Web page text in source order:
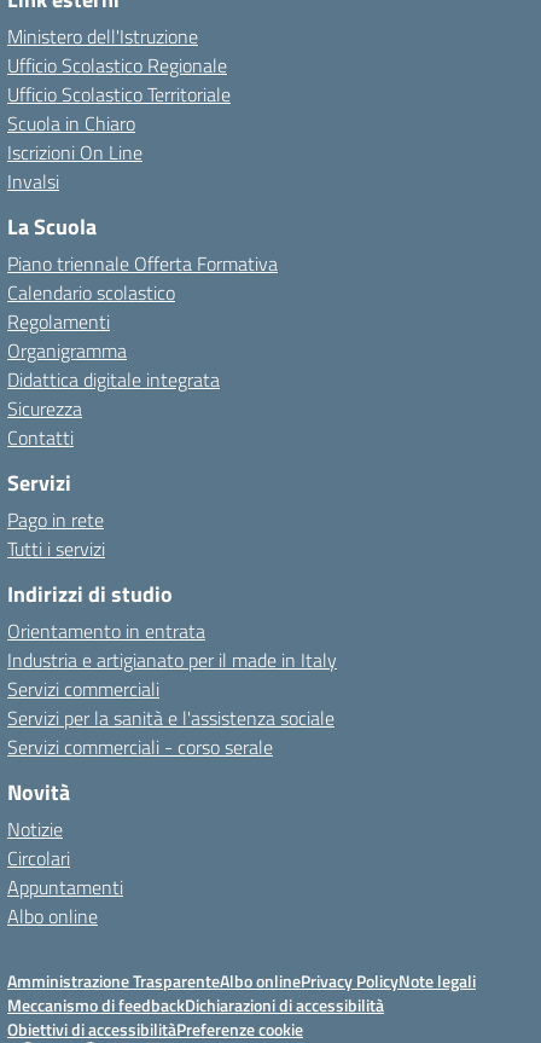
Ministero dell'Istruzione
Ufficio Scolastico Regionale
Ufficio Scolastico Territoriale
Scuola in Chiaro
Iscrizioni On Line
Invalsi
La Scuola
Piano triennale Offerta Formativa
Calendario scolastico
Regolamenti
Organigramma
Didattica digitale integrata
Sicurezza
Contatti
Servizi
Pago in rete
Tutti i servizi
Indirizzi di studio
Orientamento in entrata
Industria e artigianato per il made in Italy
Servizi commerciali
Servizi per la sanità e l'assistenza sociale
Servizi commerciali - corso serale
Novità
Notizie
Circolari
Appuntamenti
Albo online
Amministrazione TrasparenteAlbo onlinePrivacy PolicyNote legali
Meccanismo di feedbackDichiarazioni di accessibilità
Obiettivi di accessibilitàPreferenze cookie